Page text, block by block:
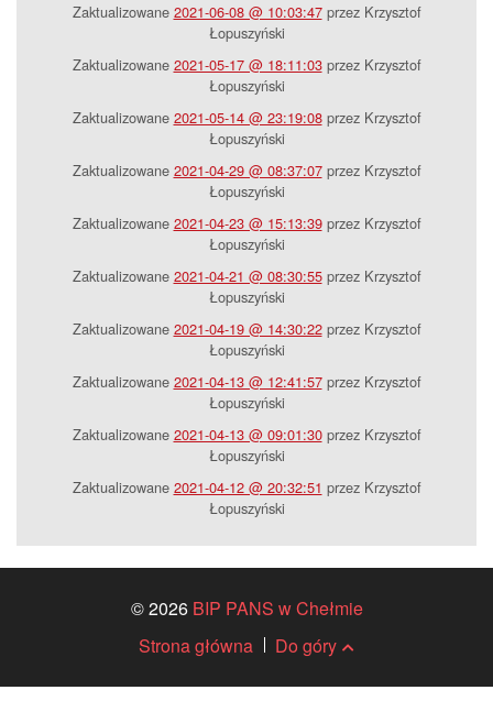
Zaktualizowane 2021-06-08 @ 10:03:47przez Krzysztof
Łopuszyński
Zaktualizowane 2021-05-17 @ 18:11:03przez Krzysztof
Łopuszyński
Zaktualizowane 2021-05-14 @ 23:19:08przez Krzysztof
Łopuszyński
Zaktualizowane 2021-04-29 @ 08:37:07przez Krzysztof
Łopuszyński
Zaktualizowane 2021-04-23 @ 15:13:39przez Krzysztof
Łopuszyński
Zaktualizowane 2021-04-21 @ 08:30:55przez Krzysztof
Łopuszyński
Zaktualizowane 2021-04-19 @ 14:30:22przez Krzysztof
Łopuszyński
Zaktualizowane 2021-04-13 @ 12:41:57przez Krzysztof
Łopuszyński
Zaktualizowane 2021-04-13 @ 09:01:30przez Krzysztof
Łopuszyński
Zaktualizowane 2021-04-12 @ 20:32:51 przez Krzysztof
Łopuszyński
© 2026 BIP PANS w Chełmie
Strona główna
Do góry